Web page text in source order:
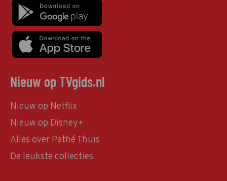
Nieuw op TVgids.nl
Nieuw op Netflix
Nieuw op Disney+
Alles over Pathé Thuis
De leukste collecties